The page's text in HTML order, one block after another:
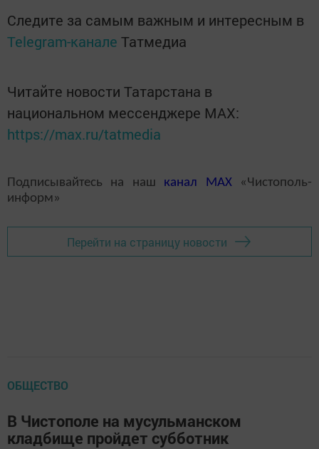
Следите за самым важным и интересным в
Telegram-канале Татмедиа
Читайте новости Татарстана в
национальном мессенджере MАХ:
https://max.ru/tatmedia
Подписывайтесь на наш канал MAX«Чистополь-
информ»
Перейти на страницу новости
ОБЩЕСТВО
В Чистополе на мусульманском
кладбище пройдет субботник